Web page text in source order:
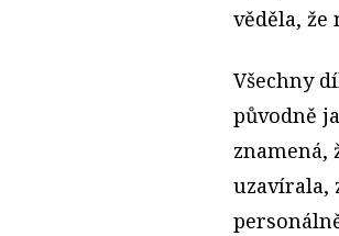
věděla, že
Všechny
původně
znamená,
uzavírala,